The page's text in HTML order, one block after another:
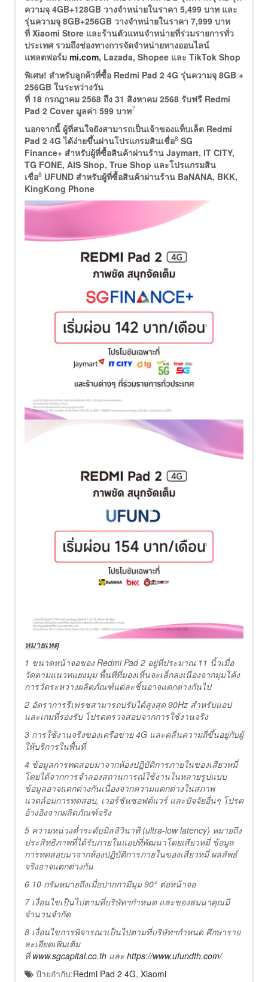
ความจุ 4GB+128GB วางจำหน่ายในราคา 5,499 บาท และ
รุ่นความจุ 8GB+256GB วางจำหน่ายในราคา 7,999 บาท
ที่ Xiaomi Store และร้านตัวแทนจำหน่ายที่ร่วมรายการทั่ว
ประเทศ รวมถึงช่องทางการจัดจำหน่ายทางออนไลน์
แพลตฟอร์ม mi.com, Lazada, Shopee และ TikTok Shop
พิเศษ! สำหรับลูกค้าที่ซื้อ Redmi Pad 2 4G รุ่นความจุ 8GB +
256GB ในระหว่างวัน
ที่ 18 กรกฎาคม 2568 ถึง 31 สิงหาคม 2568 รับฟรี Redmi
Pad 2 Cover มูลค่า 599 บาท7
นอกจากนี้ ผู้ที่สนใจยังสามารถเป็นเจ้าของแท็บเล็ต Redmi
Pad 2 4G ได้ง่ายขึ้นผ่านโปรแกรมสินเชื่อ8 SG
Finance+ สำหรับผู้ที่ซื้อสินค้าผ่านร้าน Jaymart, IT CITY,
TG FONE, AIS Shop, True Shop และโปรแกรมสิน
เชื่อ8 UFUND สำหรับผู้ที่ซื้อสินค้าผ่านร้าน BaNANA, BKK,
KingKong Phone
หมายเหตุ
1 ขนาดหน้าจอของ Redmi Pad 2 อยู่ที่ประมาณ 11 นิ้วเมื่อ
วัดตามแนวทแยงมุม พื้นที่ที่มองเห็นจะเล็กลงเนื่องจากมุมโค้ง
การวัดระหว่างผลิตภัณฑ์แต่ละชิ้นอาจแตกต่างกันไป
2 อัตราการรีเฟรชสามารถปรับได้สูงสุด 90Hz สำหรับแอป
และเกมที่รองรับ โปรดตรวจสอบจากการใช้งานจริง
3 การใช้งานจริงของเครือข่าย 4G และคลื่นความถี่ขึ้นอยู่กับผู้
ให้บริการในพื้นที่
4 ข้อมูลการทดสอบมาจากห้องปฏิบัติการภายในของเสียวหมี่
โดยได้จากการจำลองสถานการณ์ใช้งานในหลายรูปแบบ
ข้อมูลอาจแตกต่างกันเนื่องจากความแตกต่างในสภาพ
แวดล้อมการทดสอบ, เวอร์ชันซอฟต์แวร์ และปัจจัยอื่นๆ โปรด
อ้างอิงจากผลิตภัณฑ์จริง
5 ความหน่วงต่ำระดับมิลลิวินาที (ultra-low latency) หมายถึง
ประสิทธิภาพที่ได้รับภายในแอปที่พัฒนาโดยเสียวหมี่ ข้อมูล
การทดสอบมาจากห้องปฏิบัติการภายในของเสียวหมี่ ผลลัพธ์
จริงอาจแตกต่างกัน
6 10 กรัมหมายถึงเมื่อปากกามีมุม 90° ต่อหน้าจอ
7 เงื่อนไขเป็นไปตามที่บริษัทฯกำหนด และของสมนาคุณมี
จำนวนจำกัด
8 เงื่อนไขการพิจารณาเป็นไปตามที่บริษัทฯกำหนด ศึกษาราย
ละเอียดเพิ่มเติม
ที่www.sgcapital.co.th และ https://www.ufundth.com/
ป้ายกำกับ:Redmi Pad 2 4G, Xiaomi